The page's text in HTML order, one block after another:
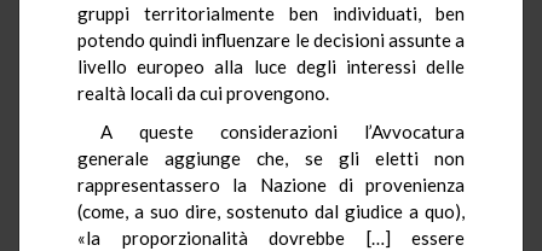
gruppi territorialmente ben individuati, ben
potendo quindi influenzare le decisioni assunte a
livello europeo alla luce degli interessi delle
realtà locali da cui provengono.
A queste considerazioni l’Avvocatura
generale aggiunge che, se gli eletti non
rappresentassero la Nazione di provenienza
(come, a suo dire, sostenuto dal giudice a quo),
«la proporzionalità dovrebbe […] essere